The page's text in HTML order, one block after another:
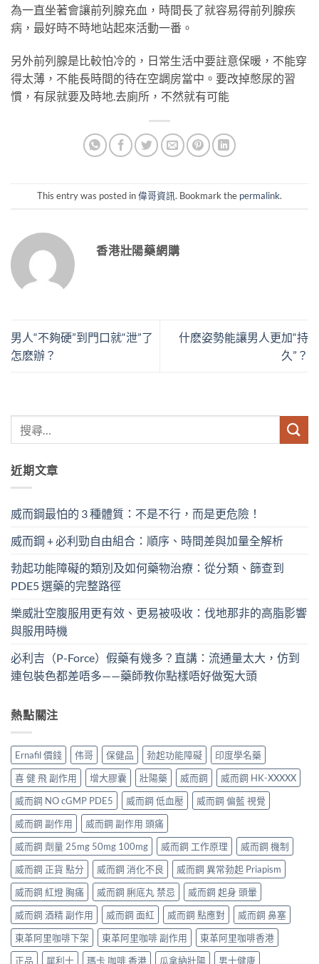
為一直坐著會讓前列腺充血，時間長了就容易得前列腺疾
病，最好時不時地站起來活動一番。
另外前列腺是比較怕冷的，日常生活中要註意保暖，不能穿
得太薄，不能長時間的待在空調房當中。要改掉憋尿的習
慣，有尿就要及時地.去廁所，不然就有可能
This entry was posted in偉哥資訊. Bookmark the permalink.
香港壯陽藥網購
男人“不夠硬”到門口就“泄”了
怎麽辦？
什麽姿勢能讓男人更加“持
久”？
近期文章
威而鋼最怕的 3 種體質：不是不行，而是更危險！
威而鋼 + 必利勁自由組合：順序、時間差與加量全解析
勃起功能障礙的類別及如何藥物治療：從分類、篩查到
PDE5 選藥的完整路徑
樂威壯空腹服用更有效、更易被吸收：伐地那非的高脂影響
與服用時機
必利吉（P-Force）假藥有幾多？直講：流通量太大，仿到
連包裝色都差唔多——藥師教你點樣唔好做冤大頭
熱點關注
Ernafil 價錢 伟哥 保健品 勃起功能障礙
印度學名藥
喜 健 飛 副作用
增大膠囊 壯陽藥 威而鋼
威而鋼 HK-XXXXX
威而鋼 NO cGMP PDE5
威而鋼 低血壓
威而鋼 偏藍 視覺
威而鋼 副作用
威而鋼 副作用 頭痛
威而鋼 劑量 25mg 50mg 100mg
威而鋼 工作原理
威而鋼 機制
威而鋼 正貨 點分
威而鋼 消化不良
威而鋼 異常勃起 Priapism
威而鋼 紅燈 胸痛
威而鋼 脷底丸 禁忌
威而鋼 起身 頭暈
威而鋼 酒精 副作用
威而鋼 面紅 威而鋼 點應對
威而鋼 鼻塞
東革阿里咖啡下架
東革阿里咖啡 副作用
東革阿里咖啡香港
正品
犀利士 瑪卡 咖啡 香港 瓜拿納壯陽 男士健康